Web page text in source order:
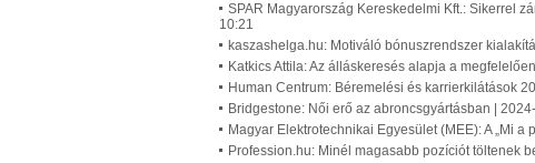
SPAR Magyarország Kereskedelmi Kft.: Sikerrel
10:21
kaszashelga.hu: Motiváló bónuszrendszer
Katkics Attila: Az álláskeresés alapja a
Human Centrum: Béremelési és karrierkilátások
Bridgestone: Női erő az abroncsgyártásban |
Magyar Elektrotechnikai Egyesület (MEE): A „Mi
Profession.hu: Minél magasabb pozíciót töltenek